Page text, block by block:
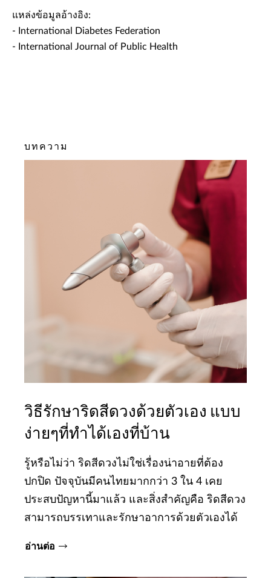
แหล่งข้อมูลอ้างอิง:
- International Diabetes Federation
- International Journal of Public Health
บทความ
วิธีรักษาริดสีดวงด้วยตัวเอง แบบ
ง่ายๆที่ทำได้เองที่บ้าน
รู้หรือไม่ว่า ริดสีดวงไม่ใช่เรื่องน่าอายที่ต้อง
ปกปิด ปัจจุบันมีคนไทยมากกว่า 3 ใน 4 เคย
ประสบปัญหานี้มาแล้ว และสิ่งสำคัญคือ ริดสีดวง
สามารถบรรเทาและรักษาอาการด้วยตัวเองได้
อ่านต่อ